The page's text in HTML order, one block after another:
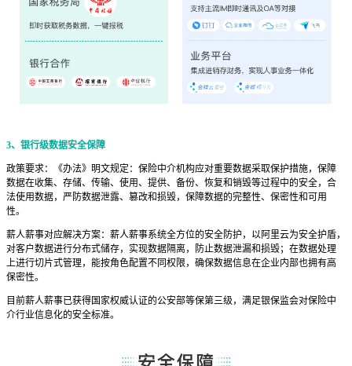
3、银行级数据安全保障
政策要求：《办法》明文规定：保险中介机构应对重要数据采取保护措施，保障
数据在收集、存储、传输、使用、提供、备份、恢复和销毁等过程中的安全，合
法使用数据，严防数据泄露、篡改和损毁，保障数据的完整性、保密性和可用
性。
薪人薪事对应解决方案：薪人薪事系统全方位的安全防护，以阿里云为安全护盾，
对客户数据进行分布式储存，实现数据隔离，防止数据泄漏和损毁；在数据处理
上进行切片式管理，能按角色配置不同权限，确保数据信息在企业内部也拥有高
保密性。
目前薪人薪事已获得国家权威认证的公安部等保第三级，满足银保监会对保险中
介行业信息化的安全标准。